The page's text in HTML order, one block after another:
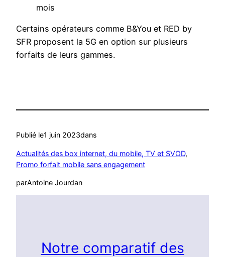
mois
Certains opérateurs comme B&You et RED by
SFR proposent la 5G en option sur plusieurs
forfaits de leurs gammes.
Publié le1 juin 2023dans
Actualités des box internet, du mobile, TV et SVOD
Promo forfait mobile sans engagement
parAntoine Jourdan
Notre comparatif des